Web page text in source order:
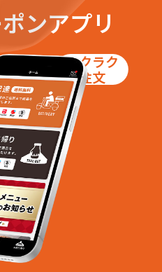
ンアプリ
ラクラク
注文